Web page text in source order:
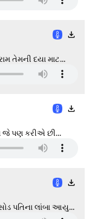
તેમની દયા માટ...
પણ કરીએ છી...
પતિના લાંબા આયુ...